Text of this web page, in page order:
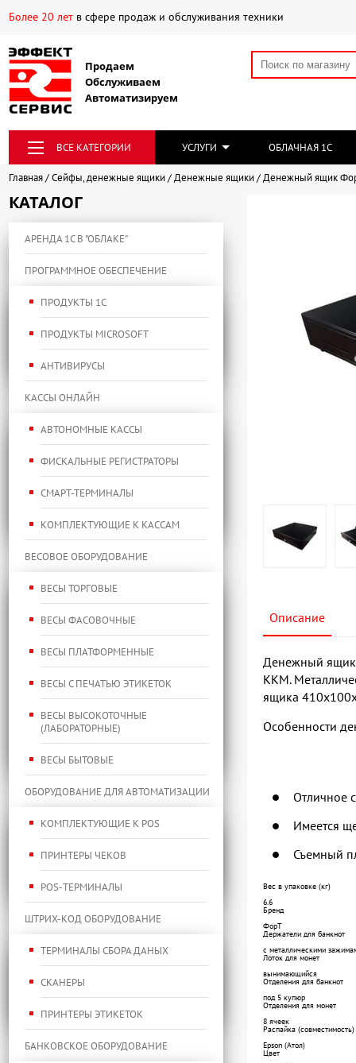
Более 20 летв сфере продаж и обслуживания техники
Продаем
Обслуживаем
Автоматизируем
ВСЕ КАТЕГОРИИ УСЛУГИ ОБЛАЧНАЯ 1С
Главная Сейфы, денежные ящики Денежные ящики Денежный ящик
КАТАЛОГ
АРЕНДА 1С В "ОБЛАКЕ"
ПРОГРАММНОЕ ОБЕСПЕЧЕНИЕ
ПРОДУКТЫ 1С
ПРОДУКТЫ MICROSOFT
АНТИВИРУСЫ
КАССЫ ОНЛАЙН
АВТОНОМНЫЕ КАССЫ
ФИСКАЛЬНЫЕ РЕГИСТРАТОРЫ
СМАРТ-ТЕРМИНАЛЫ
КОМПЛЕКТУЮЩИЕ К КАССАМ
ВЕСОВОЕ ОБОРУДОВАНИЕ
ВЕСЫ ТОРГОВЫЕ
ВЕСЫ ФАСОВОЧНЫЕ
ВЕСЫ ПЛАТФОРМЕННЫЕ
ВЕСЫ С ПЕЧАТЬЮ ЭТИКЕТОК
ВЕСЫ ВЫСОКОТОЧНЫЕ
(ЛАБОРАТОРНЫЕ)
ВЕСЫ БЫТОВЫЕ
ОБОРУДОВАНИЕ ДЛЯ АВТОМАТИЗАЦИИ
КОМПЛЕКТУЮЩИЕ К POS
ПРИНТЕРЫ ЧЕКОВ
POS-ТЕРМИНАЛЫ
ШТРИХ-КОД ОБОРУДОВАНИЕ
ТЕРМИНАЛЫ СБОРА ДАНЫХ
СКАНЕРЫ
ПРИНТЕРЫ ЭТИКЕТОК
БАНКОВСКОЕ ОБОРУДОВАНИЕ
Описание
Денежный ящик
ККМ.
ящика
Особенности
Отличное
Имеется
Съемный
Вес в упаковке (кг)
6.6
Бренд
ФорТ
Держатели для банкнот
с металлическими
Лоток для монет
вынимающийся
Отделения для банкнот
под 5 купюр
Отделения для монет
8 ячеек
Распайка (совместимость)
Epson (Атол)
Цвет